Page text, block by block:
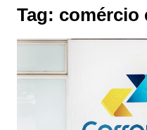
Tag: comércio